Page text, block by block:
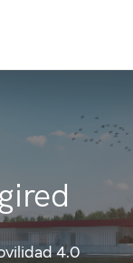
4.0